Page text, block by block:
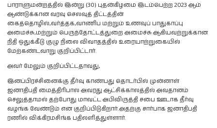
பாராளுமன்றத்தில் இன்று (30) புதன்கிழமை இடம்பெற்ற 2023 ஆம்
ஆண்டுக்கான வரவு செலவுத் திட்டத்தின்
கைத்தொழில்,வர்த்தக,வாணிப மற்றும் உணவுப் பாதுகாப்பு
அமைச்சு,மற்றும் பெருந்தோட்டத்துறை அமைச்சு ஆகியவற்றுக்கான
நிதி ஒதுக்கீடு குழு நிலை விவாதத்தில் உரையாற்றுகையில்
மேற்கண்டவாறு குறிப்பிட்டார்.
அவர் மேலும் குறிப்பிட்டதாவது,
இனப்பிரச்சினைக்கு தீர்வு காண்பது தொடர்பில் முன்னாள்
ஜனாதிபதி மைத்திரிபால அவரது ஆட்சிக்காலத்தில் அவதானம்
செலுத்தாமல் தற்போது மாவட்ட அபிவிருத்தி சபை ஊடாக தீர்வு
வழங்க வேண்டும் என குறிப்பிடுகிறார்.அதற்கு சார்பாக ஜனாதிபதி
ரணில் விக்கிரமசிங்க பதிலளித்துள்ளார்.